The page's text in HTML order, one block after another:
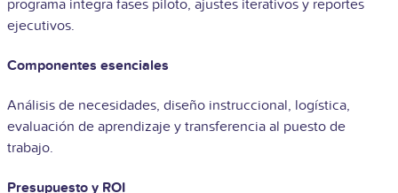
programa integra fases piloto, ajustes iterativos y reportes
ejecutivos.
Componentes esenciales
Análisis de necesidades, diseño instruccional, logística,
evaluación de aprendizaje y transferencia al puesto de
trabajo.
Presupuesto y ROI